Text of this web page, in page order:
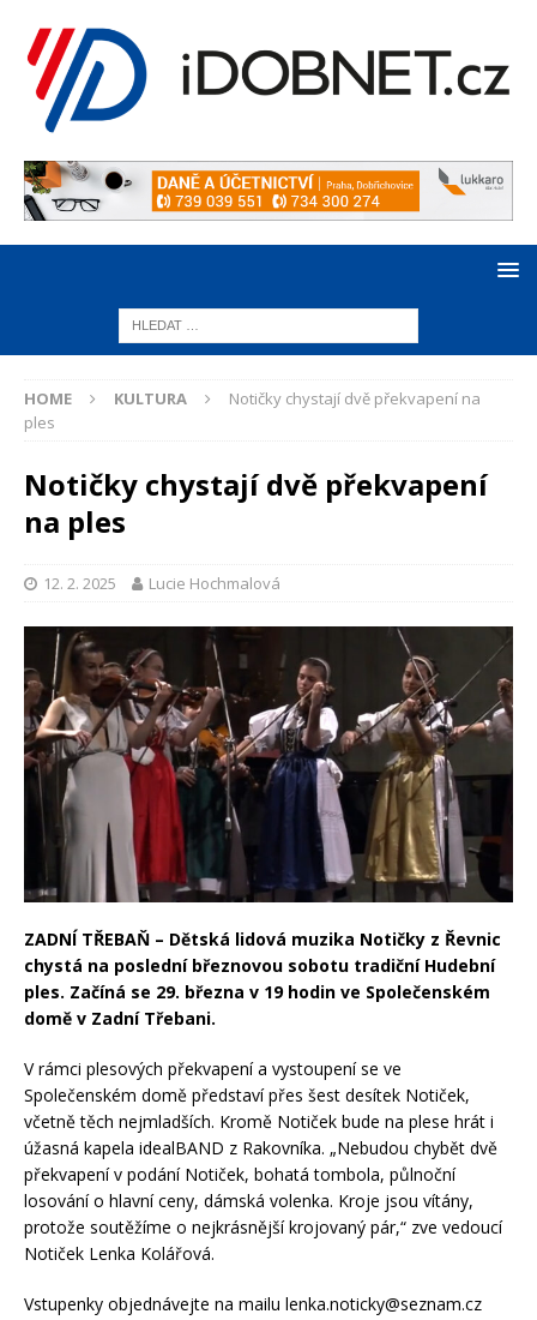
HOME KULTURA
Notičky chystají dvě překvapení na
ples
Notičky chystají dvě překvapení
na ples
12. 2. 2025 Lucie Hochmalová
ZADNÍ TŘEBAŇ – Dětská lidová muzika Notičky z Řevnic
chystá na poslední březnovou sobotu tradiční Hudební
ples. Začíná se 29. března v 19 hodin ve Společenském
domě v Zadní Třebani.
V rámci plesových překvapení a vystoupení se ve
Společenském domě představí přes šest desítek Notiček,
včetně těch nejmladších. Kromě Notiček bude na plese hrát i
úžasná kapela idealBAND z Rakovníka. „Nebudou chybět dvě
překvapení v podání Notiček, bohatá tombola, půlnoční
losování o hlavní ceny, dámská volenka. Kroje jsou vítány,
protože soutěžíme o nejkrásnější krojovaný pár,“ zve vedoucí
Notiček Lenka Kolářová.
Vstupenky objednávejte na mailu lenka.noticky@seznam.cz